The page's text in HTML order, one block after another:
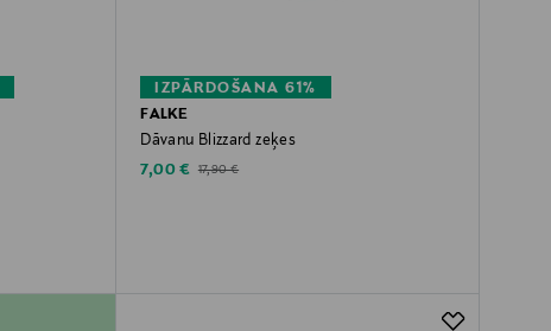
IZPĀRDOŠANA 61%
FALKE
Dāvanu Blizzard zeķes
Discounted Price
7,00 € Original Price
17,90 €